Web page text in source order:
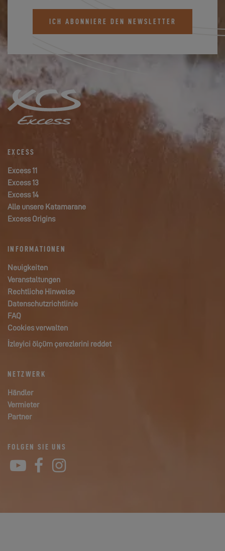
ICH ABONNIERE DEN NEWSLETTER
EXCESS
Excess 11
Excess 13
Excess 14
Alle unsere Katamarane
Excess Origins
INFORMATIONEN
Neuigkeiten
Veranstaltungen
Rechtliche Hinweise
Datenschutzrichtlinie
FAQ
Cookies verwalten
İzleyici ölçüm çerezlerini reddet
NETZWERK
Händler
Vermieter
Partner
FOLGEN SIE UNS
YouTube
Facebook
Instagram